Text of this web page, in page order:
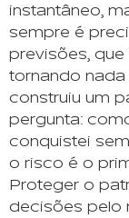
instantâneo,
sempre é
previsões,
tornando nada
construiu um
pergunta:
conquistei
o risco é o
Proteger o
decisões pelo